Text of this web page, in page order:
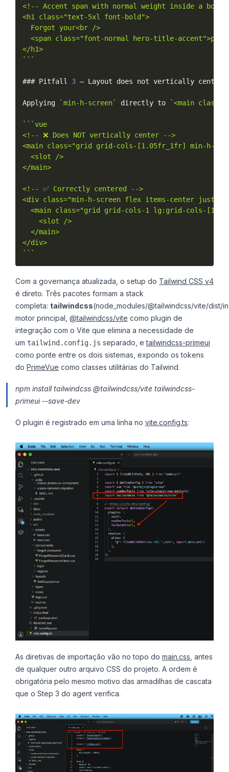
<!-- Accent span with normal weight inside a bold
<h1 class="text-5xl font-bold">
  Forgot your<br />
<span class="font-normal hero-title-
</h1>
` ``
### Pitfall 3 — Layout does not vertically center
Applying `min-h-screen` directly to `<main
`` `vue
<!-- ❌ Does NOT vertically center -->
<main class="grid grid-cols-[1.05fr_1fr] min-h-
  <slot />
</main>
<!-- ✅ Correctly centered -->
<div class="min-h-screen flex items-center
<main class="grid grid-cols-1 lg:grid-cols-
    <slot />
  </main>
</div>
` ``
Com a governança atualizada, o setup do Tailwind CSS v4
é direto. Três pacotes formam a stack
completa: tailwindcss(node_modules/@tailwindcss/vite/dist/
motor principal, @tailwindcss/vite como plugin de
integração com o Vite que elimina a necessidade de
um tailwind.config.js separado, etailwindcss-primeui
como ponte entre os dois sistemas, expondo os tokens
do PrimeVue como classes utilitárias do Tailwind.
npm install tailwindcss @tailwindcss/vite tailwindcss-
primeui --save-dev
O plugin é registrado em uma linha no vite.config.ts:
As diretivas de importação vão no topo do main.css , antes
de qualquer outro arquivo CSS do projeto. A ordem é
obrigatória pelo mesmo motivo das armadilhas de cascata
que o Step 3 do agent verifica.